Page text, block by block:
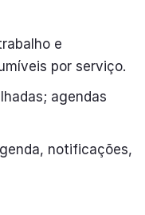
e
por serviço.
agendas
notificações,